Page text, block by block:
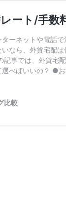
ート/手数
ーネットや電話
なら、外貨宅配
記事では、外貨
選べばいいの？ ●
比較